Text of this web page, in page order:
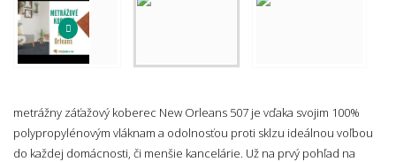
metrážny záťažový koberec New Orleans 507 je vďaka svojim 100%
polypropylénovým vláknam a odolnosťou proti sklzu ideálnou voľbou
do každej domácnosti, či menšie kancelárie. Už na prvý pohľad na